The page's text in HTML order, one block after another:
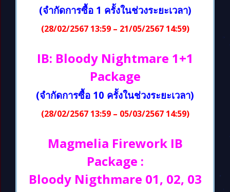
(จำกัดการซื้อ 1 ครั้งในช่วงระยะเวลา)
(28/02/2567 13:59 – 21/05/2567 14:59)
IB: Bloody Nightmare 1+1
Package
(จำกัดการซื้อ 10 ครั้งในช่วงระยะเวลา)
(28/02/2567 13:59 – 05/03/2567 14:59)
Magmelia Firework IB
Package :
Bloody Nigthmare 01, 02, 03